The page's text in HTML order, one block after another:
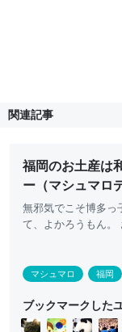
関連記事
福岡のお土産は
ー（マシュマロ
無邪気でこそ博多っ
て、よかろうもん。
マシュマロ 福岡
ブックマークした